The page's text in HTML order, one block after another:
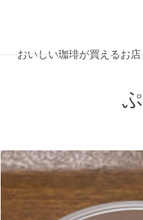
おいしい珈琲が買えるお店